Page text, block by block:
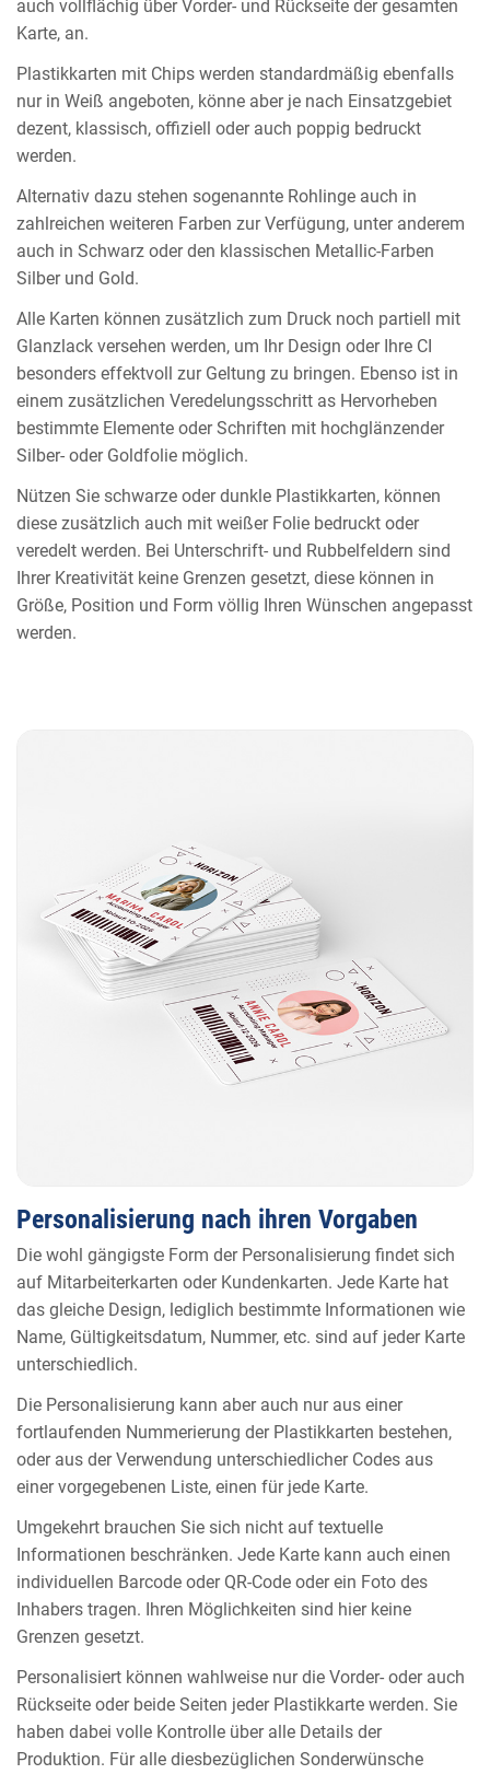
auch vollflächig über Vorder- und Rückseite der gesamten
Karte, an.
Plastikkarten mit Chips werden standardmäßig ebenfalls
nur in Weiß angeboten, könne aber je nach Einsatzgebiet
dezent, klassisch, offiziell oder auch poppig bedruckt
werden.
Alternativ dazu stehen sogenannte Rohlinge auch in
zahlreichen weiteren Farben zur Verfügung, unter anderem
auch in Schwarz oder den klassischen Metallic-Farben
Silber und Gold.
Alle Karten können zusätzlich zum Druck noch partiell mit
Glanzlack versehen werden, um Ihr Design oder Ihre CI
besonders effektvoll zur Geltung zu bringen. Ebenso ist in
einem zusätzlichen Veredelungsschritt as Hervorheben
bestimmte Elemente oder Schriften mit hochglänzender
Silber- oder Goldfolie möglich.
Nützen Sie schwarze oder dunkle Plastikkarten, können
diese zusätzlich auch mit weißer Folie bedruckt oder
veredelt werden. Bei Unterschrift- und Rubbelfeldern sind
Ihrer Kreativität keine Grenzen gesetzt, diese können in
Größe, Position und Form völlig Ihren Wünschen angepasst
werden.
Personalisierung nach ihren Vorgaben
Die wohl gängigste Form der Personalisierung findet sich
auf Mitarbeiterkarten oder Kundenkarten. Jede Karte hat
das gleiche Design, lediglich bestimmte Informationen wie
Name, Gültigkeitsdatum, Nummer, etc. sind auf jeder Karte
unterschiedlich.
Die Personalisierung kann aber auch nur aus einer
fortlaufenden Nummerierung der Plastikkarten bestehen,
oder aus der Verwendung unterschiedlicher Codes aus
einer vorgegebenen Liste, einen für jede Karte.
Umgekehrt brauchen Sie sich nicht auf textuelle
Informationen beschränken. Jede Karte kann auch einen
individuellen Barcode oder QR-Code oder ein Foto des
Inhabers tragen. Ihren Möglichkeiten sind hier keine
Grenzen gesetzt.
Personalisiert können wahlweise nur die Vorder- oder auch
Rückseite oder beide Seiten jeder Plastikkarte werden. Sie
haben dabei volle Kontrolle über alle Details der
Produktion. Für alle diesbezüglichen Sonderwünsche